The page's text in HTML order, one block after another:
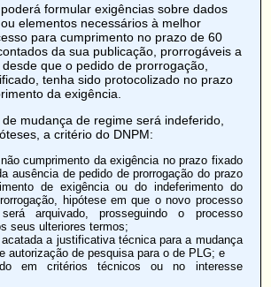
poderá formular exigências sobre dados
elementos necessários à melhor
para cumprimento no prazo de 60
da sua publicação, prorrogáveis a
que o pedido de prorrogação,
tenha sido protocolizado no prazo
da exigência.
de mudança de regime será indeferido,
a critério do DNPM:
cumprimento da exigência no prazo fixado
ausência de pedido de prorrogação do prazo
de exigência ou do indeferimento do
hipótese em que o novo processo
arquivado, prosseguindo o processo
seus ulteriores termos;
acatada a justificativa técnica para a mudança
autorização de pesquisa para o de PLG; e
em critérios técnicos ou no interesse